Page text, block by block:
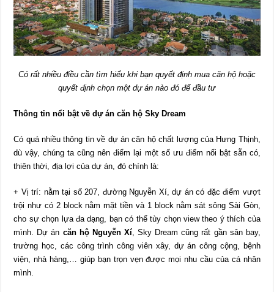
Có rất nhiều điều cần tìm hiểu khi bạn quyết định mua căn hộ hoặc
quyết định chọn một dự án nào đó để đầu tư
Thông tin nổi bật về dự án căn hộ Sky Dream
Có quá nhiều thông tin về dự án căn hộ chất lượng của Hưng Thịnh,
dù vậy, chúng ta cũng nên điểm lại một số ưu điểm nổi bật sẵn có,
thiên thời, địa lợi của dự án, đó chính là:
+ Vị trí: nằm tại số 207, đường Nguyễn Xí, dự án có đặc điểm vượt
trội như có 2 block nằm mặt tiền và 1 block nằm sát sông Sài Gòn,
cho sự chọn lựa đa dạng, bạn có thể tùy chọn view theo ý thích của
mình. Dự án căn hộ Nguyễn Xí, Sky Dream cũng rất gần sân bay,
trường học, các công trình công viên xây, dự án công cộng, bệnh
viện, nhà hàng,… giúp bạn trọn vẹn được mọi nhu cầu của cá nhân
mình.